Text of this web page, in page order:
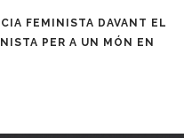
FEMINISTA DAVANT EL
PER A UN MÓN EN